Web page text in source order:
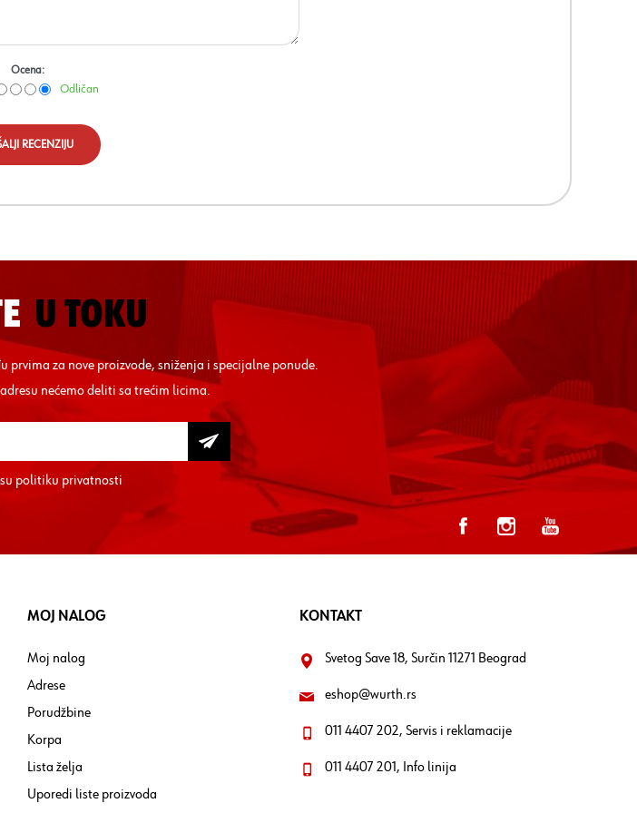
Ocena:
Odličan
RECENZIJU
U TOKU
prvima za nove proizvode, sniženja i specijalne ponude.
nećemo deliti sa trećim licima.
politiku privatnosti
MOJ NALOG
Moj nalog
Adrese
Porudžbine
Korpa
Lista želja
Uporedi liste proizvoda
KONTAKT
Svetog Save 18, Surčin 11271 Beograd
eshop@wurth.rs
011 4407 202, Servis i reklamacije
011 4407 201, Info linija